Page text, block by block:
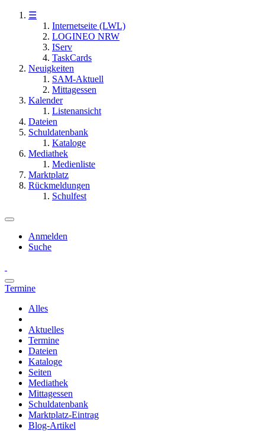
☰
Internetseite (LWL)
LOGINEO NRW
IServ
TaskCards
Neuigkeiten
SAM-Aktuell
Mittagessen
Kalender
Listenansicht
Dateien
Schuldatenbank
Kataloge
Mediathek
Medienliste
Marktplatz
Rückmeldungen
Schulfest
Anmelden
Suche
Termine
Alles
Aktuelles
Termine
Dateien
Kataloge
Seiten
Mediathek
Mittagessen
Schuldatenbank
Marktplatz-Eintrag
Blog-Artikel